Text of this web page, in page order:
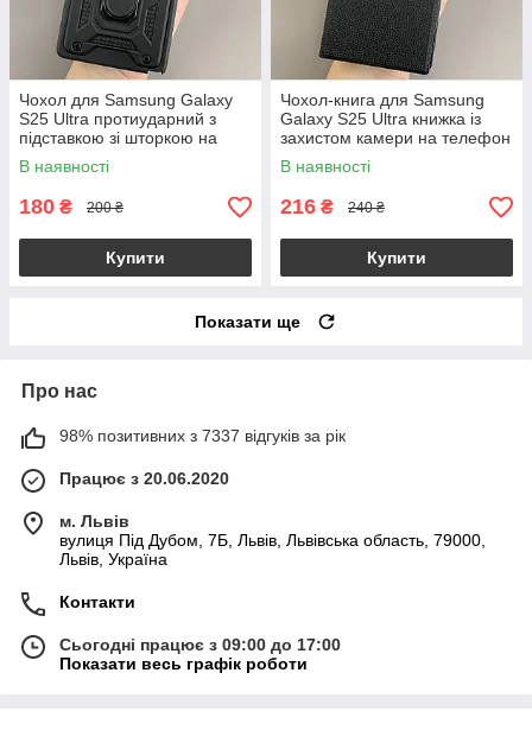
Чохол для Samsung Galaxy
S25 Ultra протиударний з
підставкою зі шторкою на
самсунг с25 ультра чорний
crt
В наявності
180 ₴ 200 ₴
Купити
Чохол-книга для Samsung
Galaxy S25 Ultra книжка із
захистом камери на телефон
самсунг с25 ультра чорна
q01d
В наявності
216 ₴ 240 ₴
Купити
Показати ще
Про нас
98% позитивних з 7337 відгуків за рік
Працює з 20.06.2020
м. Львів
вулиця Під Дубом, 7Б, Львів, Львівська область, 79000,
Львів, Україна
Контакти
Сьогодні працює з 09:00 до 17:00
Показати весь графік роботи